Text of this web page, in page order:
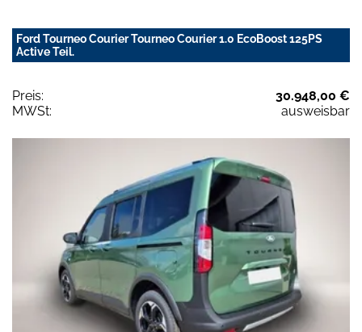
Ford Tourneo Courier Tourneo Courier 1.0 EcoBoost 125PS
Active Teil.
Preis:
30.948,00 €
MWSt:
ausweisbar